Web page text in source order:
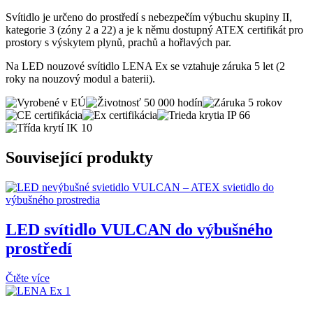
Svítidlo je určeno do prostředí s nebezpečím výbuchu skupiny II,
kategorie 3 (zóny 2 a 22) a je k němu dostupný ATEX certifikát pro
prostory s výskytem plynů, prachů a hořlavých par.
Na LED nouzové svítidlo LENA Ex se vztahuje záruka 5 let (2
roky na nouzový modul a baterii).
Související produkty
LED svítidlo VULCAN do výbušného
prostředí
Čtěte více